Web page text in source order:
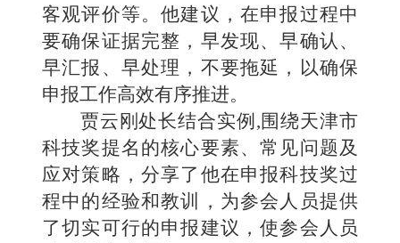
客观评价等。他建议，在申报过程中
要确保证据完整，早发现、早确认、
早汇报、早处理，不要拖延，以确保
申报工作高效有序推进。
贾云刚处长结合实例,围绕天津市
科技奖提名的核心要素、常见问题及
应对策略，分享了他在申报科技奖过
程中的经验和教训，为参会人员提供
了切实可行的申报建议，使参会人员